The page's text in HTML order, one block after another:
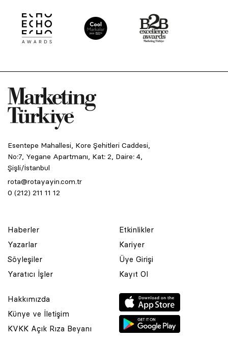
Esentepe Mahallesi, Kore Şehitleri Caddesi,
No:7, Yegane Apartmanı, Kat: 2, Daire: 4,
Şişli/İstanbul
rota@rotayayin.com.tr
0 (212) 211 11 12
Haberler
Yazarlar
Söyleşiler
Yaratıcı İşler
Etkinlikler
Kariyer
Üye Girişi
Kayıt Ol
Hakkımızda
Künye ve İletişim
KVKK Açık Rıza Beyanı